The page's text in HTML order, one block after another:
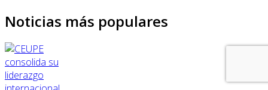
Noticias más populares